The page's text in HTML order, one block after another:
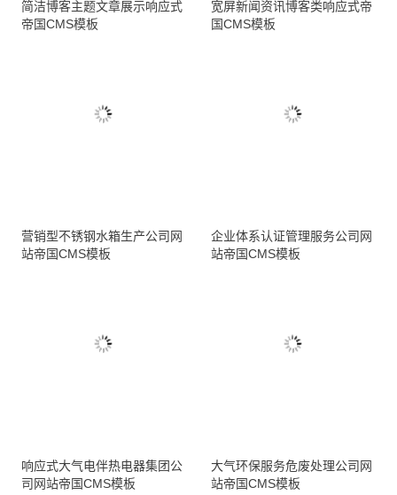
简洁博客主题文章展示响应式
帝国CMS模板
宽屏新闻资讯博客类响应式帝
国CMS模板
营销型不锈钢水箱生产公司网
站帝国CMS模板
企业体系认证管理服务公司网
站帝国CMS模板
响应式大气电伴热电器集团公
司网站帝国CMS模板
大气环保服务危废处理公司网
站帝国CMS模板